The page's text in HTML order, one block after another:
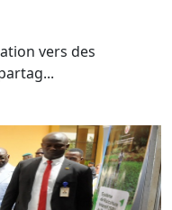
vers des